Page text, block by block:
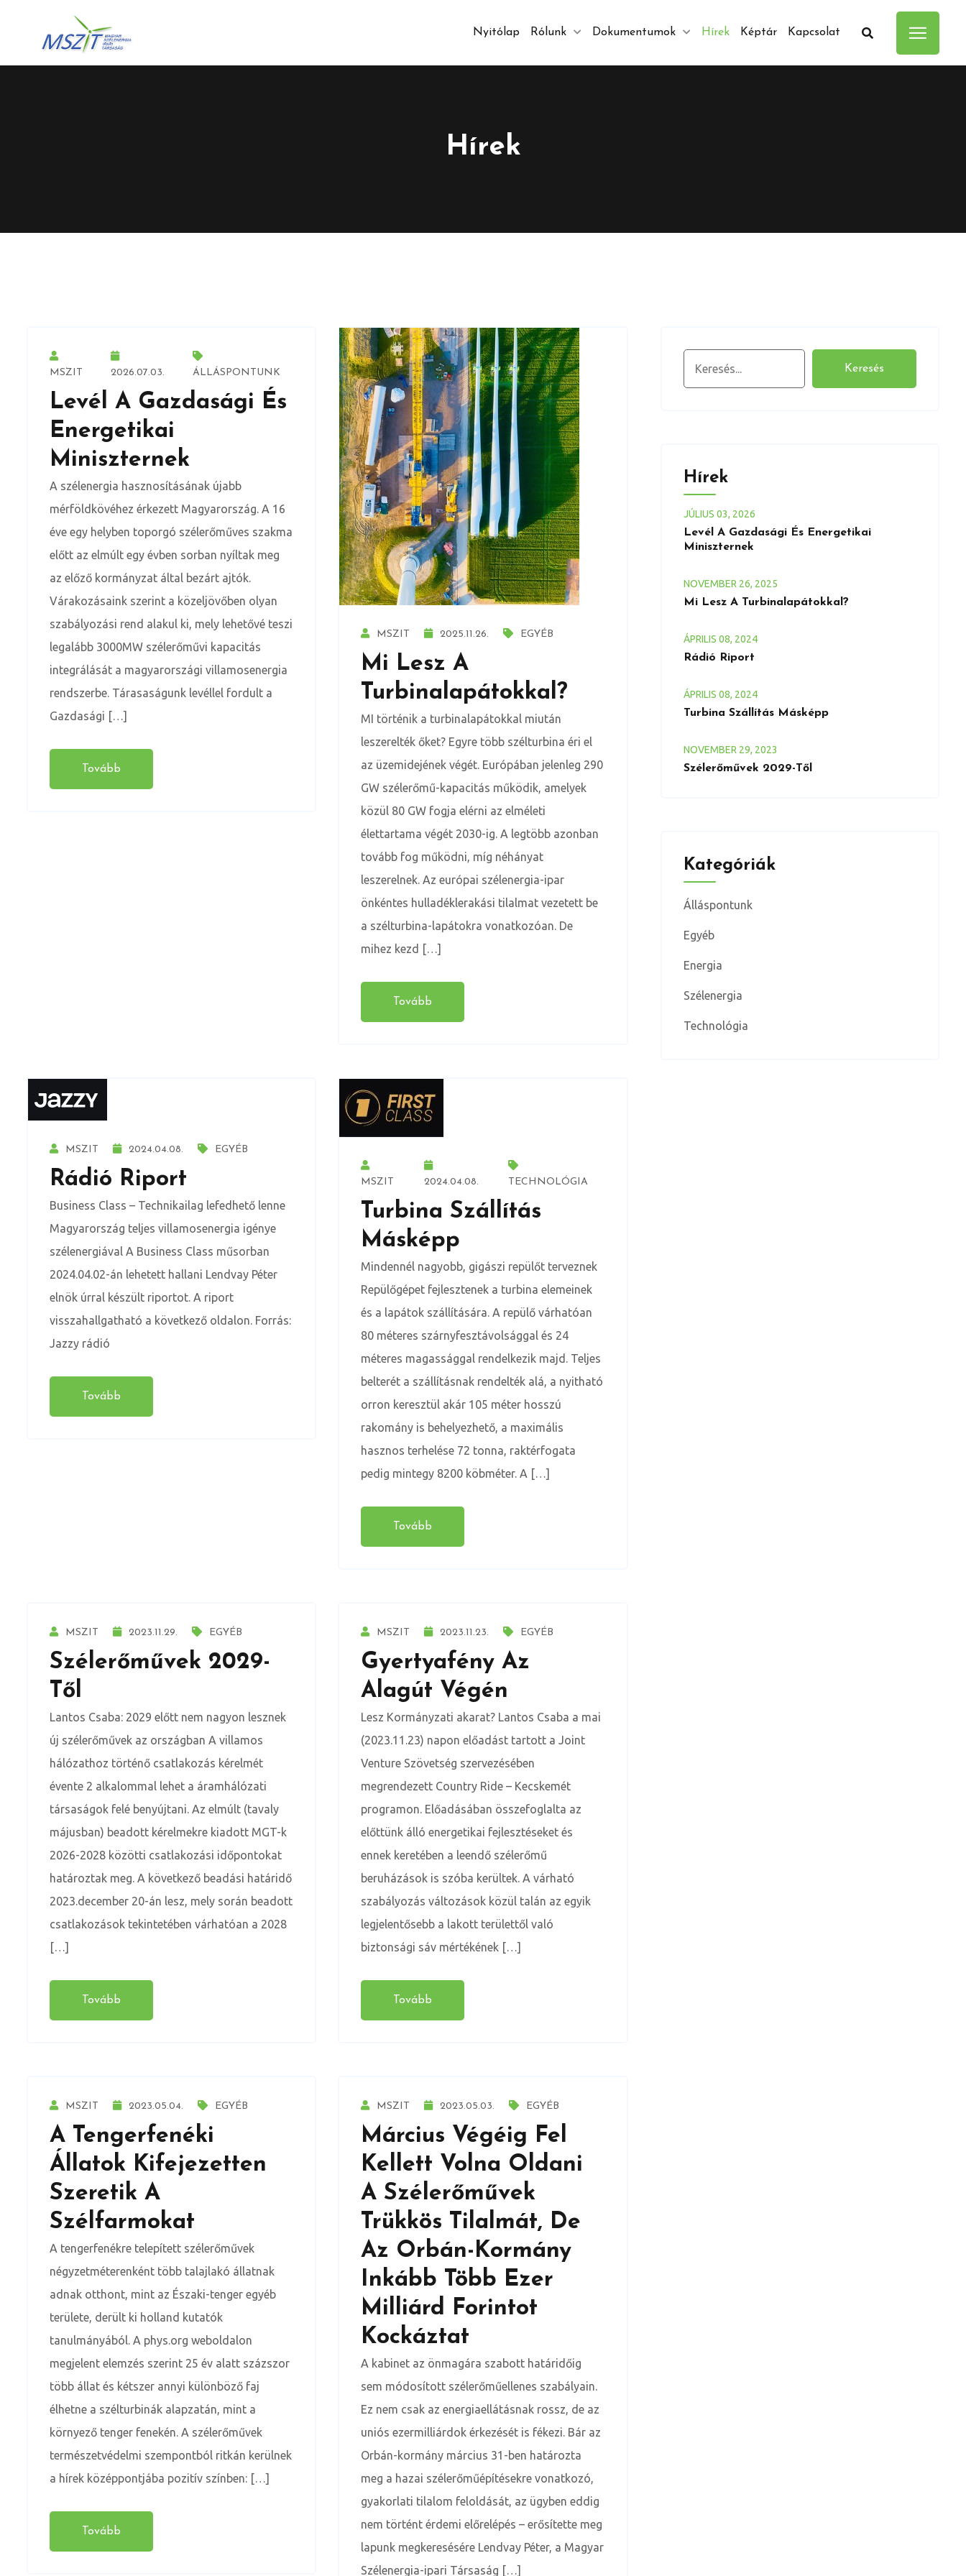
Nyitólap Rólunk Dokumentumok Hírek Képtár Kapcsolat
Hírek
MSZIT 2026.07.03. ÁLLÁSPONTUNK
Levél A Gazdasági És
Energetikai
Miniszternek
A szélenergia hasznosításának újabb
mérföldkövéhez érkezett Magyarország. A 16
éve egy helyben toporgó szélerőműves szakma
előtt az elmúlt egy évben sorban nyíltak meg
az előző kormányzat által bezárt ajtók.
Várakozásaink szerint a közeljövőben olyan
szabályozási rend alakul ki, mely lehetővé teszi
legalább 3000MW szélerőművi kapacitás
integrálását a magyarországi villamosenergia
rendszerbe. Tárasaságunk levéllel fordult a
Gazdasági […]
Tovább
MSZIT 2025.11.26. EGYÉB
Mi Lesz A
Turbinalapátokkal?
MI történik a turbinalapátokkal miután
leszerelték őket? Egyre több szélturbina éri el
az üzemidejének végét. Európában jelenleg 290
GW szélerőmű-kapacitás működik, amelyek
közül 80 GW fogja elérni az elméleti
élettartama végét 2030-ig. A legtöbb azonban
tovább fog működni, míg néhányat
leszerelnek. Az európai szélenergia-ipar
önkéntes hulladéklerakási tilalmat vezetett be
a szélturbina-lapátokra vonatkozóan. De
mihez kezd […]
Tovább
MSZIT 2024.04.08. EGYÉB
Rádió Riport
Business Class – Technikailag lefedhető lenne
Magyarország teljes villamosenergia igénye
szélenergiával A Business Class műsorban
2024.04.02-án lehetett hallani Lendvay Péter
elnök úrral készült riportot. A riport
visszahallgatható a következő oldalon. Forrás:
Jazzy rádió
Tovább
MSZIT 2024.04.08. TECHNOLÓGIA
Turbina Szállítás
Másképp
Mindennél nagyobb, gigászi repülőt terveznek
Repülőgépet fejlesztenek a turbina elemeinek
és a lapátok szállítására. A repülő várhatóan
80 méteres szárnyfesztávolsággal és 24
méteres magassággal rendelkezik majd. Teljes
belterét a szállításnak rendelték alá, a nyitható
orron keresztül akár 105 méter hosszú
rakomány is behelyezhető, a maximális
hasznos terhelése 72 tonna, raktérfogata
pedig mintegy 8200 köbméter. A […]
Tovább
MSZIT 2023.11.29. EGYÉB
Szélerőművek 2029-
Től
Lantos Csaba: 2029 előtt nem nagyon lesznek
új szélerőművek az országban A villamos
hálózathoz történő csatlakozás kérelmét
évente 2 alkalommal lehet a áramhálózati
társaságok felé benyújtani. Az elmúlt (tavaly
májusban) beadott kérelmekre kiadott MGT-k
2026-2028 közötti csatlakozási időpontokat
határoztak meg. A következő beadási határidő
2023.december 20-án lesz, mely során beadott
csatlakozások tekintetében várhatóan a 2028
[…]
Tovább
MSZIT 2023.11.23. EGYÉB
Gyertyafény Az
Alagút Végén
Lesz Kormányzati akarat? Lantos Csaba a mai
(2023.11.23) napon előadást tartott a Joint
Venture Szövetség szervezésében
megrendezett Country Ride – Kecskemét
programon. Előadásában összefoglalta az
előttünk álló energetikai fejlesztéseket és
ennek keretében a leendő szélerőmű
beruházások is szóba kerültek. A várható
szabályozás változások közül talán az egyik
legjelentősebb a lakott területtől való
biztonsági sáv mértékének […]
Tovább
MSZIT 2023.05.04. EGYÉB
A Tengerfenéki
Állatok Kifejezetten
Szeretik A
Szélfarmokat
A tengerfenékre telepített szélerőművek
négyzetméterenként több talajlakó állatnak
adnak otthont, mint az Északi-tenger egyéb
területe, derült ki holland kutatók
tanulmányából. A phys.org weboldalon
megjelent elemzés szerint 25 év alatt százszor
több állat és kétszer annyi különböző faj
élhetne a szélturbinák alapzatán, mint a
környező tenger fenekén. A szélerőművek
természetvédelmi szempontból ritkán kerülnek
a hírek középpontjába pozitív színben: […]
Tovább
MSZIT 2023.05.03. EGYÉB
Március Végéig Fel
Kellett Volna Oldani
A Szélerőművek
Trükkös Tilalmát, De
Az Orbán-Kormány
Inkább Több Ezer
Milliárd Forintot
Kockáztat
A kabinet az önmagára szabott határidőig
sem módosított szélerőműellenes szabályain.
Ez nem csak az energiaellátásnak rossz, de az
uniós ezermilliárdok érkezését is fékezi. Bár az
Orbán-kormány március 31-ben határozta
meg a hazai szélerőműépítésekre vonatkozó,
gyakorlati tilalom feloldását, az ügyben eddig
nem történt érdemi előrelépés – erősítette meg
lapunk megkeresésére Lendvay Péter, a Magyar
Szélenergia-ipari Társaság […]
Keresés
Hírek
JÚLIUS 03, 2026
Levél A Gazdasági És Energetikai
Miniszternek
NOVEMBER 26, 2025
Mi Lesz A Turbinalapátokkal?
ÁPRILIS 08, 2024
Rádió Riport
ÁPRILIS 08, 2024
Turbina Szállítás Másképp
NOVEMBER 29, 2023
Szélerőművek 2029-Től
Kategóriák
Álláspontunk
Egyéb
Energia
Szélenergia
Technológia